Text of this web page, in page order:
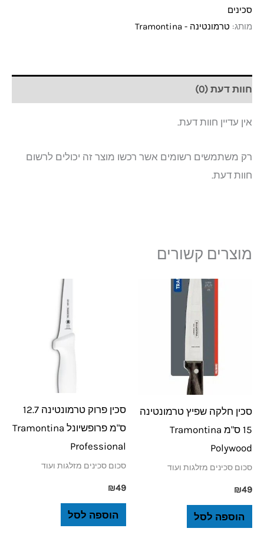
סכינים
מותג: טרמונטינה - Tramontina
חוות דעת (0)
אין עדיין חוות דעת.
רק משתמשים רשומים אשר רכשו מוצר זה יכולים לרשום
חוות דעת.
מוצרים קשורים
סכין חלקה שפיץ טרמונטינה
15 ס"מ Tramontina
Polywood
סכום סכינים מזלגות ועוד
₪49
הוספה לסל
סכין פרוק טרמונטינה 12.7
ס"מ פרופשיונל Tramontina
Professional
סכום סכינים מזלגות ועוד
₪49
הוספה לסל